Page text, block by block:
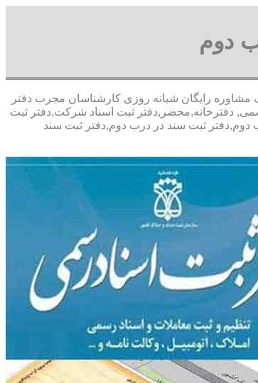
دوم
با تخفیف مشاوره رايگان شبانه روزی کارشناسان مجرب دفتر
دفترخانه,محضر,دفتر ثبت اسناد شرکت,دفتر ثبت
دوم,دفتر ثبت سند در درب دوم,دفتر ثبت سند